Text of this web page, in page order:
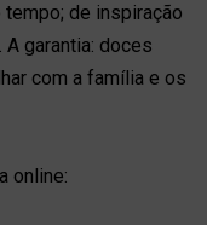
de inspiração
garantia: doces
com a família e os
online: